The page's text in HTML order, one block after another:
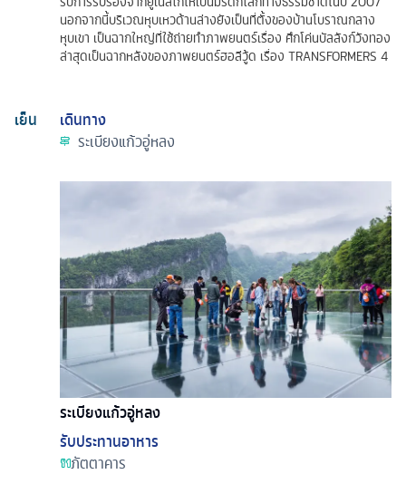
นอกจากนี้บริเวณหุบเหวด้านล่างยังเป็นที่ตั้งของบ้านโบราณกลาง
หุบเขา เป็นฉากใหญ่ที่ใช้ถ่ายทำภาพยนตร์เรื่อง ศึกโค่นบัลลังก์วังทอง
ล่าสุดเป็นฉากหลังของภาพยนตร์ฮอลีวู้ด เรื่อง TRANSFORMERS 4
เย็น
เดินทาง
ระเบียงแก้วอู่หลง
ระเบียงแก้วอู่หลง
รับประทานอาหาร
ภัตตาคาร